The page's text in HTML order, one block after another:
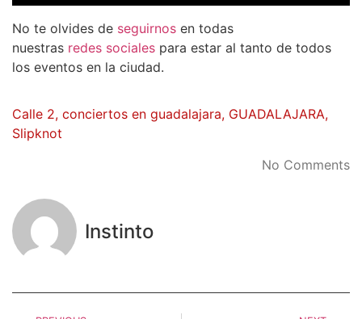
No te olvides de seguirnos en todas
nuestras redes sociales para estar al tanto de todos
los eventos en la ciudad.
Calle 2, conciertos en guadalajara, GUADALAJARA,
Slipknot
No Comments
Instinto